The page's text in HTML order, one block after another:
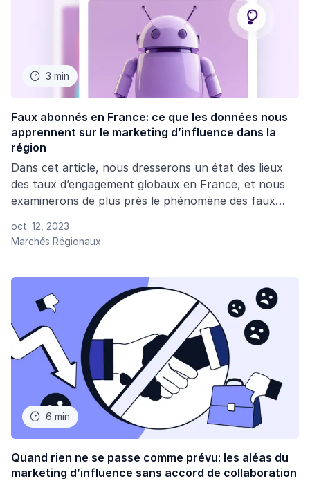
 3 min
Faux abonnés en France: ce que les données nous
apprennent sur le marketing d’influence dans la
région
Dans cet article, nous dresserons un état des lieux
des taux d’engagement globaux en France, et nous
examinerons de plus près le phénomène des faux
influenceurs et leur audience, mais aussi pour le
marché du marketing d’influence dans son ensemble.
oct. 12, 2023
Marchés Régionaux
 6 min
Quand rien ne se passe comme prévu: les aléas du
marketing d’influence sans accord de collaboration